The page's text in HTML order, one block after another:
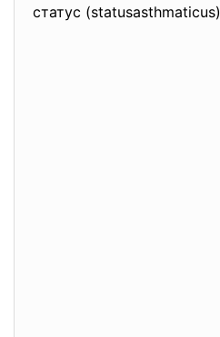
статус (statusasthmaticus)